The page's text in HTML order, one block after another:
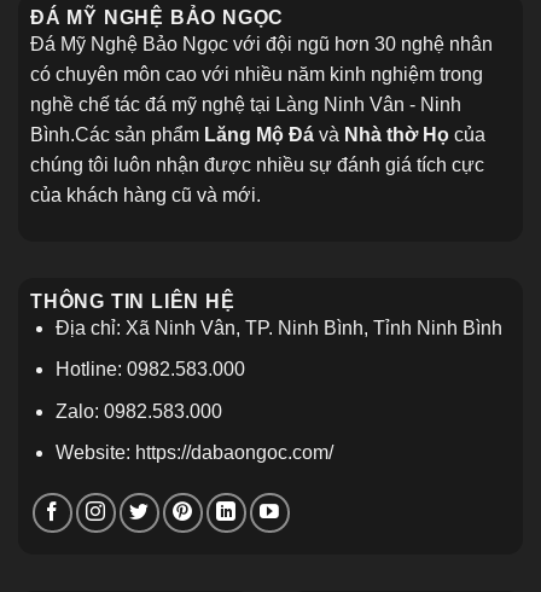
đô
Nội
Đá
Hiện
Nay
ĐÁ MỸ NGHỆ BẢO NGỌC
Đá Mỹ Nghệ Bảo Ngọc với đội ngũ hơn 30 nghệ nhân
có chuyên môn cao với nhiều năm kinh nghiệm trong
nghề chế tác đá mỹ nghệ tại Làng Ninh Vân - Ninh
Bình.Các sản phẩm Lăng Mộ Đá và Nhà thờ Họ của
chúng tôi luôn nhận được nhiều sự đánh giá tích cực
của khách hàng cũ và mới.
THÔNG TIN LIÊN HỆ
Địa chỉ: Xã Ninh Vân, TP. Ninh Bình, Tỉnh Ninh Bình
Hotline: 0982.583.000
Zalo: 0982.583.000
Website: https://dabaongoc.com/